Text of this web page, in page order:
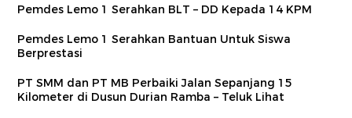
Pemdes Lemo 1 Serahkan BLT – DD Kepada 14 KPM
Pemdes Lemo 1 Serahkan Bantuan Untuk Siswa
Berprestasi
PT SMM dan PT MB Perbaiki Jalan Sepanjang 15
Kilometer di Dusun Durian Ramba – Teluk Lihat